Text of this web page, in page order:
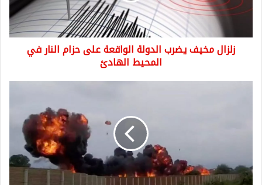
حزام
في
المحيطزلزال مخيف يضرب الدولة الواقعة على حزام النار في
المحيط الهادئ